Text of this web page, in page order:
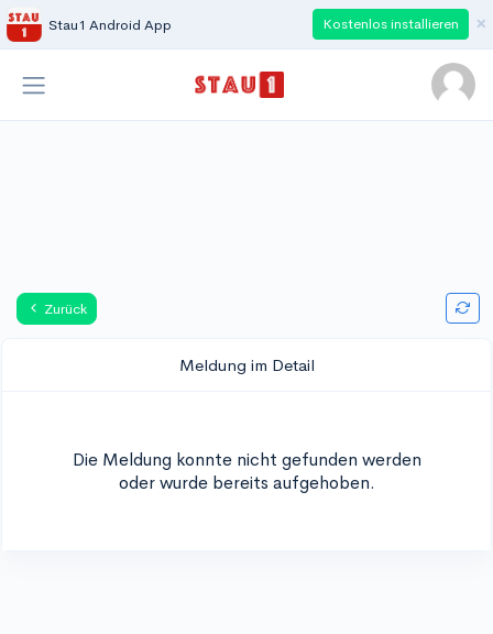
Stau1 Android App Kostenlos installieren ×
Zurück
Meldung im Detail
Die Meldung konnte nicht gefunden werden
oder wurde bereits aufgehoben.